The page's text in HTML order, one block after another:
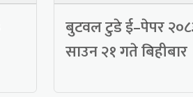
बुटवल टुडे ई–पेपर
साउन २१ गते बिहीबार